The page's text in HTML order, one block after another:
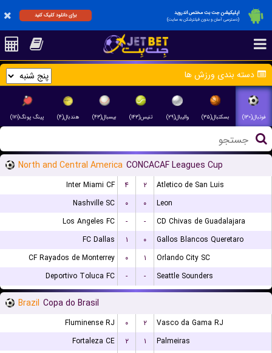
اپلیکیشن جت بت مختص اندروید
(دسترسی آسان و بدون فیلترشکن به سایت)
برای دانلود کلیک کنید
دسته بندی ورزش ها
فوتبال(۱۳۰) بسکتبال(۳۵) والیبال(۲۹) تنیس(۱۴۳) بیسبال(۴۳) هندبال(۴) پینگ پونگ(۱۷۱)
North and Central America CONCACAF Leagues Cup
Inter Miami CF ۴ ۲
Atletico de San Luis
Nashville SC
۰ ۰
Leon
Los Angeles FC
- -
CD Chivas de Guadalajara
FC Dallas
۱ ۰
Gallos Blancos Queretaro
CF Rayados de Monterrey
۰ ۱
Orlando City SC
Deportivo Toluca FC
- - Seattle Sounders
Brazil Copa do Brasil
Fluminense RJ ۰ ۲
Vasco da Gama RJ
Fortaleza CE
۲ ۱
Palmeiras